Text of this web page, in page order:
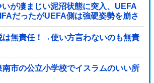
が凄まじい泥沼状態に突入、UEFA
だったがUEFA側は強硬姿勢を崩さ
は無責任！→使い方言わないのも無責
南市の公立小学校でイスラムのいい所